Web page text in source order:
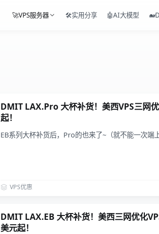
🚀VPS服务器 🛠️实用分享 🤖AI大模型
DMIT LAX.Pro 大杯补货！美西VPS三网
起！
EB系列大杯补货后，Pro的也来了~（就不能一次端上
VPS优惠
DMIT LAX.EB 大杯补货！美西三网优化
美元起！